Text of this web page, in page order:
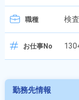
職種 検
お仕事No
勤務先情報